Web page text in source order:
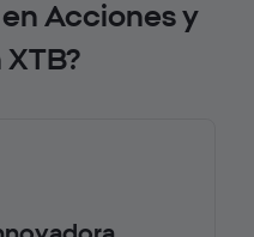
Acciones y
XTB?